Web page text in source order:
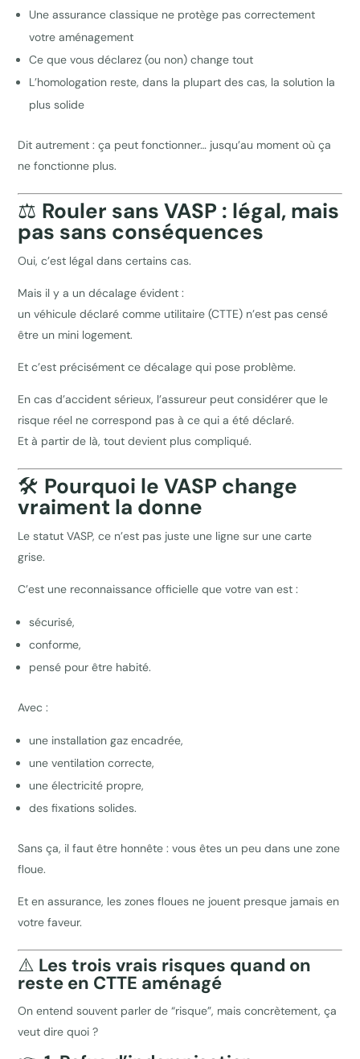
Une assurance classique ne protège pas correctement
votre aménagement
Ce que vous déclarez (ou non) change tout
L’homologation reste, dans la plupart des cas, la solution la
plus solide
Dit autrement : ça peut fonctionner… jusqu’au moment où ça
ne fonctionne plus.
⚖️ Rouler sans VASP : légal, mais
pas sans conséquences
Oui, c’est légal dans certains cas.
Mais il y a un décalage évident :
un véhicule déclaré comme utilitaire (CTTE) n’est pas censé
être un mini logement.
Et c’est précisément ce décalage qui pose problème.
En cas d’accident sérieux, l’assureur peut considérer que le
risque réel ne correspond pas à ce qui a été déclaré.
Et à partir de là, tout devient plus compliqué.
🛠️ Pourquoi le VASP change
vraiment la donne
Le statut VASP, ce n’est pas juste une ligne sur une carte
grise.
C’est une reconnaissance officielle que votre van est :
sécurisé,
conforme,
pensé pour être habité.
Avec :
une installation gaz encadrée,
une ventilation correcte,
une électricité propre,
des fixations solides.
Sans ça, il faut être honnête : vous êtes un peu dans une zone
floue.
Et en assurance, les zones floues ne jouent presque jamais en
votre faveur.
⚠️ Les trois vrais risques quand on
reste en CTTE aménagé
On entend souvent parler de “risque”, mais concrètement, ça
veut dire quoi ?